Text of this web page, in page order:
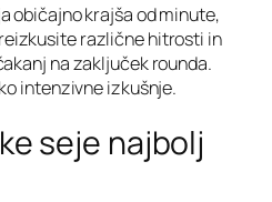
običajno krajša od minute,
različne hitrosti in
na zaključek rounda.
intenzivne izkušnje.
seje najbolj